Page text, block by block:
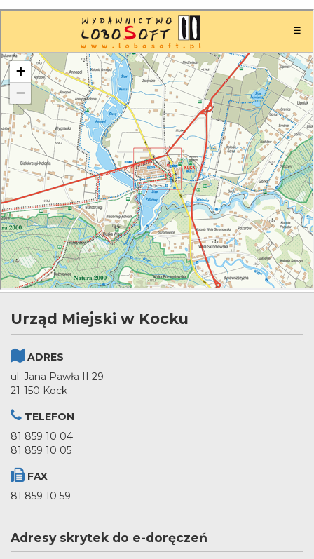
Urząd Miejski w Kocku
ADRES
ul. Jana Pawła II 29
21-150 Kock
TELEFON
81 859 10 04
81 859 10 05
FAX
81 859 10 59
Adresy skrytek do e-doręczeń